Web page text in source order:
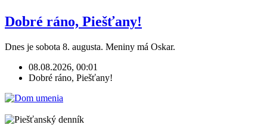
Dobré ráno, Piešťany!
Dnes je sobota 8. augusta. Meniny má Oskar.
08.08.2026, 00:01
Dobré ráno, Piešťany!